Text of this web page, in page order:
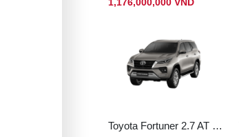
Toyota Fortuner 2.7 AT Xăng 4x2